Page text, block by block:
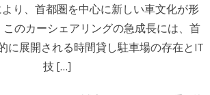
り、首都圏を中心に新しい車文化が形
のカーシェアリングの急成長には、首
に展開される時間貸し駐車場の存在とIT
技 […]